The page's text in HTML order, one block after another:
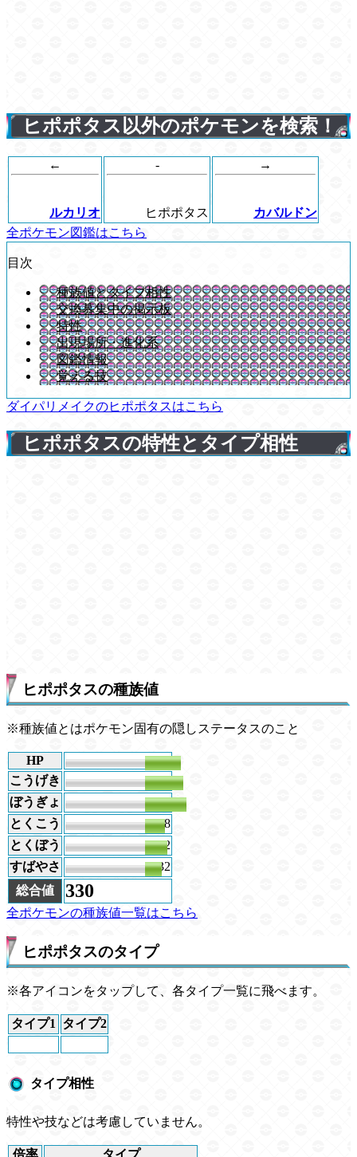
ヒポポタス以外のポケモンを検索！
←
ルカリオ
-
ヒポポタス
→
カバルドン
全ポケモン図鑑はこちら
目次
種族値とタイプ相性
交換募集中の掲示板
特性
出現場所・進化系
図鑑情報
覚える技
ダイパリメイクのヒポポタスはこちら
ヒポポタスの特性とタイプ相性
ヒポポタスの種族値
※種族値とはポケモン固有の隠しステータスのこと
HP
68
こうげき
72
ぼうぎょ
78
とくこう
38
とくぼう
42
すばやさ
32
総合値
330
全ポケモンの種族値一覧はこちら
ヒポポタスのタイプ
※各アイコンをタップして、各タイプ一覧に飛べます。
タイプ1 タイプ2
タイプ相性
特性や技などは考慮していません。
倍率 タイプ